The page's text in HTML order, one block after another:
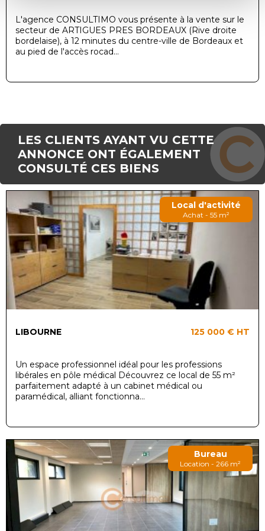
L'agence CONSULTIMO vous présente à la vente sur le
secteur de ARTIGUES PRES BORDEAUX (Rive droite
bordelaise), à 12 minutes du centre-ville de Bordeaux et
au pied de l'accès rocad...
LES CLIENTS AYANT VU CETTE
ANNONCE ONT ÉGALEMENT
CONSULTÉ CES BIENS
Local d'activité
Achat - 55 m²
LIBOURNE 125 000 € HT
Un espace professionnel idéal pour les professions
libérales en pôle médical Découvrez ce local de 55 m²
parfaitement adapté à un cabinet médical ou
paramédical, alliant fonctionna...
Bureau
Location - 266 m²